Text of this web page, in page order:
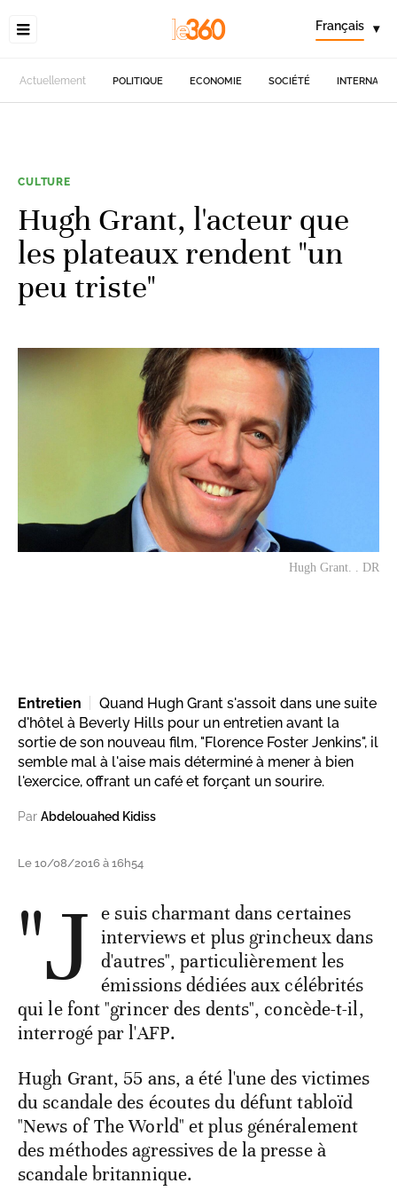
Français ▾
Actuellement POLITIQUE ECONOMIE SOCIÉTÉ
CULTURE
Hugh Grant, l'acteur que
les plateaux rendent "un
peu triste"
Hugh Grant. . DR
Entretien
Quand Hugh Grant s'assoit dans une suite
d'hôtel à Beverly Hills pour un entretien avant la
sortie de son nouveau film, "Florence Foster Jenkins", il
semble mal à l'aise mais déterminé à mener à bien
l'exercice, offrant un café et forçant un sourire.
Par Abdelouahed Kidiss
Le 10/08/2016 à 16h54
"J e suis charmant dans certaines
interviews et plus grincheux dans
d'autres", particulièrement les
émissions dédiées aux célébrités
qui le font "grincer des dents", concède-t-il,
interrogé par l'AFP.
Hugh Grant, 55 ans, a été l'une des victimes
du scandale des écoutes du défunt tabloïd
"News of The World" et plus généralement
des méthodes agressives de la presse à
scandale britannique.